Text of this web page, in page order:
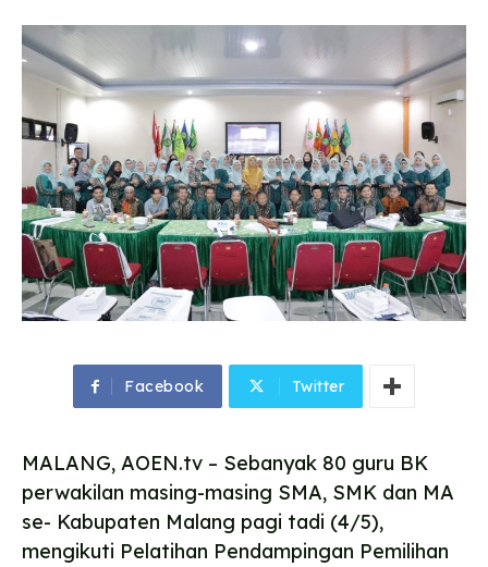
Facebook Twitter
MALANG, AOEN.tv – Sebanyak 80 guru BK
perwakilan masing-masing SMA, SMK dan MA
se- Kabupaten Malang pagi tadi (4/5),
mengikuti Pelatihan Pendampingan Pemilihan